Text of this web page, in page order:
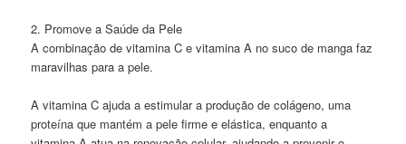
2. Promove a Saúde da Pele
A combinação de vitamina C e vitamina A no suco de manga faz
maravilhas para a pele.
A vitamina C ajuda a estimular a produção de colágeno, uma
proteína que mantém a pele firme e elástica, enquanto a